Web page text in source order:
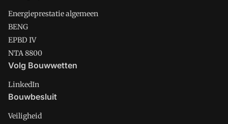
Energieprestatie algemeen
BENG
EPBD IV
NTA 8800
Volg Bouwwetten
LinkedIn
Bouwbesluit
Veiligheid